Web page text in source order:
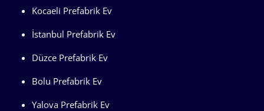
Kocaeli Prefabrik Ev
İstanbul Prefabrik Ev
Düzce Prefabrik Ev
Bolu Prefabrik Ev
Yalova Prefabrik Ev